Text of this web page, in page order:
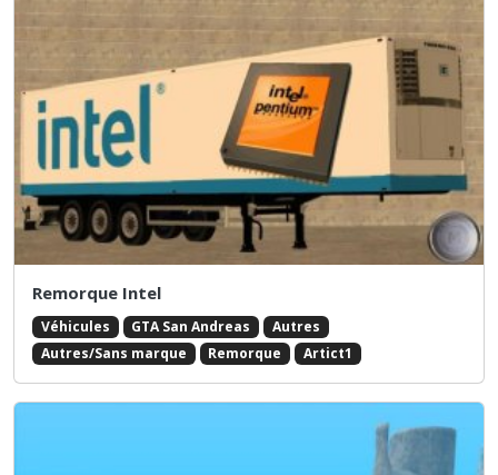
Remorque Intel
Véhicules GTA San Andreas
Autres
Autres/Sans marque
Remorque Artict1